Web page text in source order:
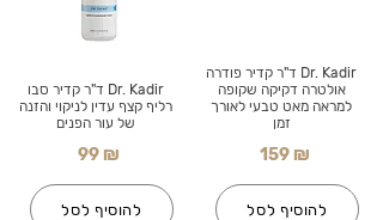
Dr. Kadir ד"ר קדיר סבו
רליף קצף עדין לניקוי והזנה
של עור הפנים
99 ₪
להוסיף לסל
Dr. Kadir ד"ר קדיר פודרה
אולטרה דקיקה שקופה
למראה מאט טבעי לאורך
זמן
159 ₪
להוסיף לסל